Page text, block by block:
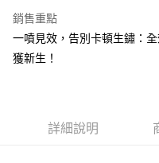
相關說明
【關於「AFTEE先享後付」】
AFTEE先享後付是「在收到商品
ATM付款
全家付款取貨
銷售重點
一噴見效，告別卡頓生鏽：
獲新生！
詳細說明